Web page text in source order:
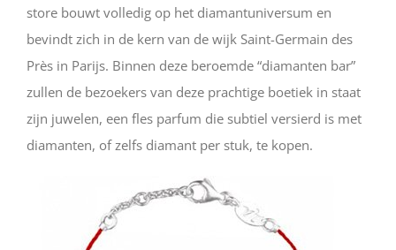
store bouwt volledig op het diamantuniversum en
bevindt zich in de kern van de wijk Saint-Germain des
Près in Parijs. Binnen deze beroemde “diamanten bar”
zullen de bezoekers van deze prachtige boetiek in staat
zijn juwelen, een fles parfum die subtiel versierd is met
diamanten, of zelfs diamant per stuk, te kopen.